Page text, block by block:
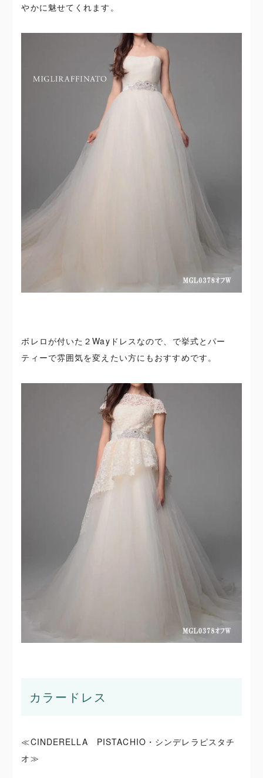
やかに魅せてくれます。
ボレロが付いた２Wayドレスなので、で挙式とパー
ティーで雰囲気を変えたい方にもおすすめです。
カラードレス
≪CINDERELLA PISTACHIO・シンデレラピスタチ
オ≫